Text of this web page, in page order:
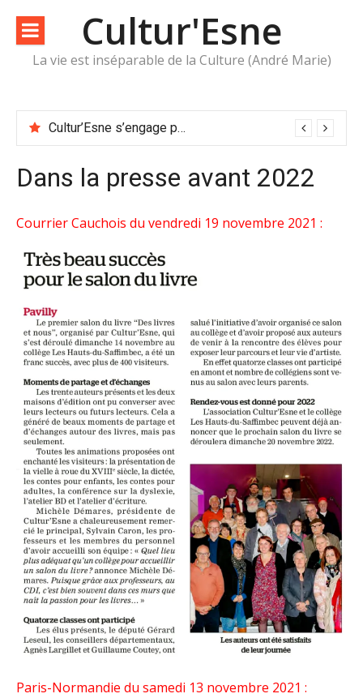
contenu
Cultur'Esne
La vie est inséparable de la Culture (André Marie)
8 mars
Dans la presse avant 2022
Courrier Cauchois du vendredi 19 novembre 2021 :
Paris-Normandie du samedi 13 novembre 2021 :